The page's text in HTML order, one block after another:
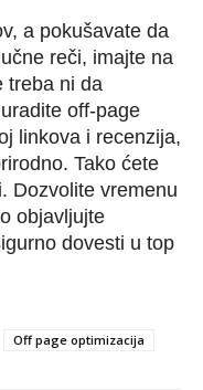
a pokušavate da
reči, imajte na
treba ni da
off-page
linkova i recenzija,
Tako ćete
Dozvolite vremenu
objavljujte
dovesti u top
Off page optimizacija